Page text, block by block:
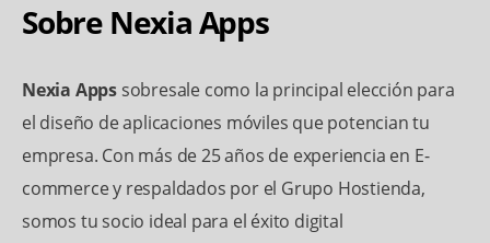
Sobre Nexia Apps
Nexia Apps sobresale como la principal elección para
el diseño de aplicaciones móviles que potencian tu
empresa. Con más de 25 años de experiencia en E-
commerce y respaldados por el Grupo Hostienda,
somos tu socio ideal para el éxito digital